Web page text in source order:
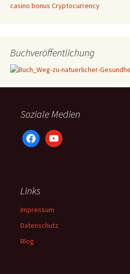
casino bonus Cryptocurrency
Buchveröffentlichung
Soziale Medien
facebookyoutube
Links
Impressum
Datenschutz
Blog